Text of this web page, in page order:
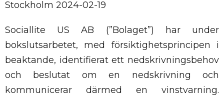
Stockholm 2024-02-19
Sociallite US AB (”Bolaget”) har under
bokslutsarbetet, med försiktighetsprincipen i
beaktande, identifierat ett nedskrivningsbehov
och beslutat om en nedskrivning och
kommunicerar därmed en vinstvarning.